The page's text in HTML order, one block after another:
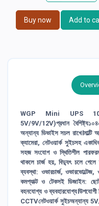
Buy now Add to
WGP Mini UPS
5V/9V/12V)প্রধান
অন্যান্য ডিভাইস সচল
ক্যামেরা, নেটওয়ার্ক সুইচসহ
সহজ সংযোগ ও স্থিতিশীল
থাকলে চার্জ হয়, বিদ্যুৎ চলে গেলে
ব্যবস্থা: ওভারচার্জ, ওভারভোল্টেজ,
কমপ্যাক্ট ও টেকসই ডিজাইন:
বহনযোগ্য ও
CCTVনেটওয়ার্ক সুইচঅন্যান্য